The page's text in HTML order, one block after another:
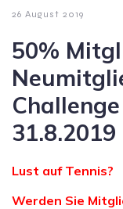
26 August 2019
50%
31.8.2019
Lust auf Tennis?
Werden Sie